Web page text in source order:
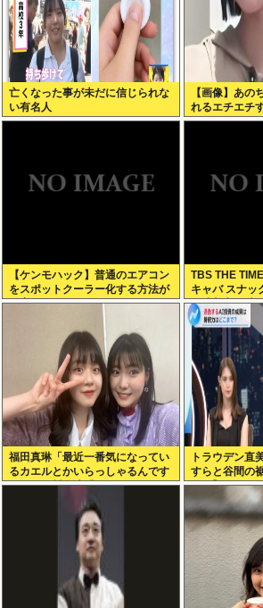
亡くなった事が未だに信じられな
い有名人
【画像】あの
れるエチエチ
う！
【ケンモハック】普通のエアコン
をスポットクーラー化する方法が
発案される
TBS THE
キャバ スナッ
田成美安住紳
郷
福田真琳「最近一番気になってい
るカエルとかいらっしゃるんです
か？」 川名凜「それがいるんで
トラウデン
すらと谷間の
あり】